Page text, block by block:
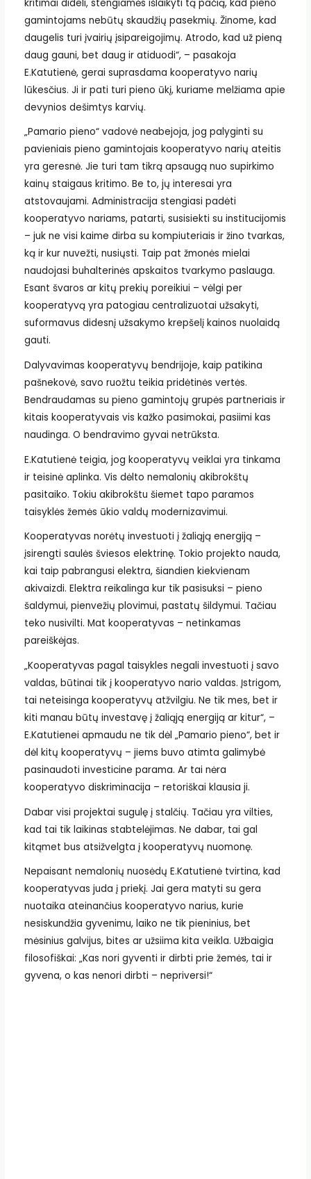
kritimai dideli, stengiamės išlaikyti tą pačią, kad pieno
gamintojams nebūtų skaudžių pasekmių. Žinome, kad
daugelis turi įvairių įsipareigojimų. Atrodo, kad už pieną
daug gauni, bet daug ir atiduodi“, – pasakoja
E.Katutienė, gerai suprasdama kooperatyvo narių
lūkesčius. Ji ir pati turi pieno ūkį, kuriame melžiama apie
devynios dešimtys karvių.
„Pamario pieno“ vadovė neabejoja, jog palyginti su
pavieniais pieno gamintojais kooperatyvo narių ateitis
yra geresnė. Jie turi tam tikrą apsaugą nuo supirkimo
kainų staigaus kritimo. Be to, jų interesai yra
atstovaujami. Administracija stengiasi padėti
kooperatyvo nariams, patarti, susisiekti su institucijomis
– juk ne visi kaime dirba su kompiuteriais ir žino tvarkas,
ką ir kur nuvežti, nusiųsti. Taip pat žmonės mielai
naudojasi buhalterinės apskaitos tvarkymo paslauga.
Esant švaros ar kitų prekių poreikiui – vėlgi per
kooperatyvą yra patogiau centralizuotai užsakyti,
suformavus didesnį užsakymo krepšelį kainos nuolaidą
gauti.
Dalyvavimas kooperatyvų bendrijoje, kaip patikina
pašnekovė, savo ruožtu teikia pridėtinės vertės.
Bendraudamas su pieno gamintojų grupės partneriais ir
kitais kooperatyvais vis kažko pasimokai, pasiimi kas
naudinga. O bendravimo gyvai netrūksta.
E.Katutienė teigia, jog kooperatyvų veiklai yra tinkama
ir teisinė aplinka. Vis dėlto nemalonių akibrokštų
pasitaiko. Tokiu akibrokštu šiemet tapo paramos
taisyklės žemės ūkio valdų modernizavimui.
Kooperatyvas norėtų investuoti į žaliąją energiją –
įsirengti saulės šviesos elektrinę. Tokio projekto nauda,
kai taip pabrangusi elektra, šiandien kiekvienam
akivaizdi. Elektra reikalinga kur tik pasisuksi – pieno
šaldymui, pienvežių plovimui, pastatų šildymui. Tačiau
teko nusivilti. Mat kooperatyvas – netinkamas
pareiškėjas.
„Kooperatyvas pagal taisykles negali investuoti į savo
valdas, būtinai tik į kooperatyvo nario valdas. Įstrigom,
tai neteisinga kooperatyvų atžvilgiu. Ne tik mes, bet ir
kiti manau būtų investavę į žaliąją energiją ar kitur“, –
E.Katutienei apmaudu ne tik dėl „Pamario pieno“, bet ir
dėl kitų kooperatyvų – jiems buvo atimta galimybė
pasinaudoti investicine parama. Ar tai nėra
kooperatyvo diskriminacija – retoriškai klausia ji.
Dabar visi projektai sugulę į stalčių. Tačiau yra vilties,
kad tai tik laikinas stabtelėjimas. Ne dabar, tai gal
kitąmet bus atsižvelgta į kooperatyvų nuomonę.
Nepaisant nemalonių nuosėdų E.Katutienė tvirtina, kad
kooperatyvas juda į priekį. Jai gera matyti su gera
nuotaika ateinančius kooperatyvo narius, kurie
nesiskundžia gyvenimu, laiko ne tik pieninius, bet
mėsinius galvijus, bites ar užsiima kita veikla. Užbaigia
filosofiškai: „Kas nori gyventi ir dirbti prie žemės, tai ir
gyvena, o kas nenori dirbti – nepriversi!“